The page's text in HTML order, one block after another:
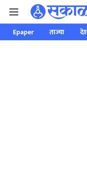
Epaper ताज्या